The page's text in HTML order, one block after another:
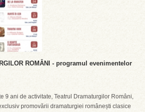
ROMÂNI - programul evenimentelor
9 ani de activitate, Teatrul Dramaturgilor Români,
promovării dramaturgiei românești clasice